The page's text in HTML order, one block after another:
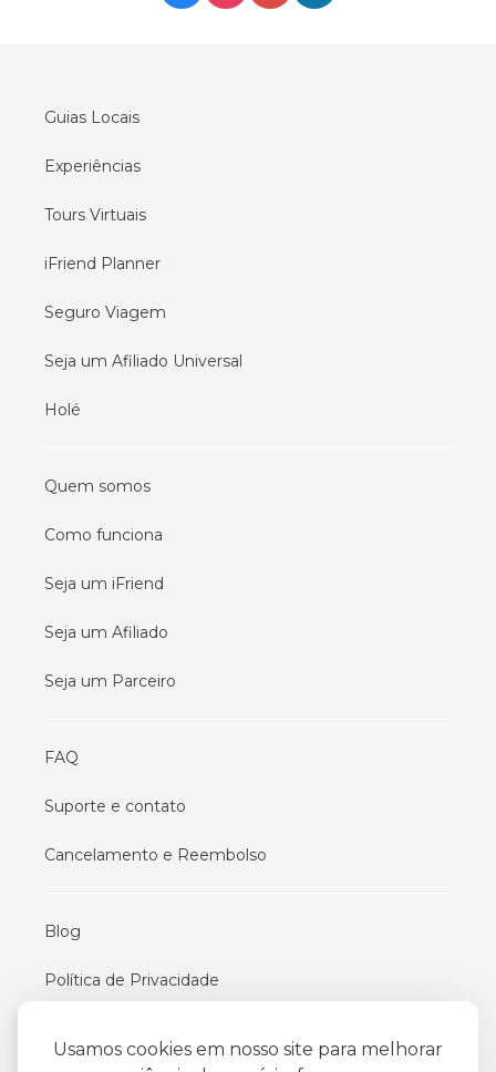
Usamos cookies em nosso site para melhorar
Guias Locais
Experiências
Tours Virtuais
iFriend Planner
Seguro Viagem
Seja um Afiliado Universal
Holé
Quem somos
Como funciona
Seja um iFriend
Seja um Afiliado
Seja um Parceiro
FAQ
Suporte e contato
Cancelamento e Reembolso
Blog
Política de Privacidade